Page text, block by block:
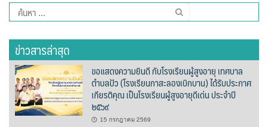
Go Hight ‘O Village
HOMU Villa
Montha Residence
Shanti – Retreat
กรีนฮิลล์รีสอร์ท
ค้นหา
สำหรับ:
ข่าวสารล่าสุด
ขอแสดงความยินดี กับโรงเรียนผู้สูงอายุ เทศบาล
ตำบลปัว (โรงเรียนกาสะลองเบิกบาน) ได้รับประกาศ
เกียรติคุณ เป็นโรงเรียนผู้สูงอายุดีเด่น ประจำปี
๒๕๖๙
15 กรกฎาคม 2569